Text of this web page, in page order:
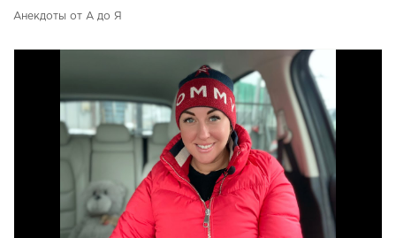
Анекдоты от А до Я